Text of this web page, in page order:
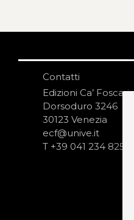
Contatti
Edizioni Ca’ Foscari
Dorsoduro 3246
30123 Venezia
ecf@unive.it
T +39 041 234 8250